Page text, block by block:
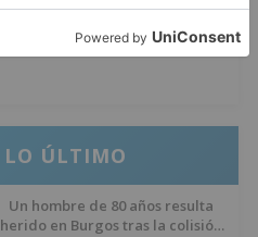
Detenidas tres personas en
Quintanar de la Sierra con
hachís, cocaína y marihuana
LO ÚLTIMO
Un hombre de 80 años resulta
herido en Burgos tras la colisión